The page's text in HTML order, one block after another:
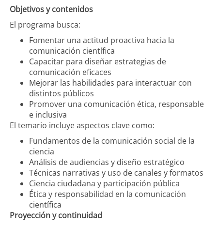
Objetivos y contenidos
El programa busca:
Fomentar una actitud proactiva hacia la
comunicación científica
Capacitar para diseñar estrategias de
comunicación eficaces
Mejorar las habilidades para interactuar con
distintos públicos
Promover una comunicación ética, responsable
e inclusiva
El temario incluye aspectos clave como:
Fundamentos de la comunicación social de la
ciencia
Análisis de audiencias y diseño estratégico
Técnicas narrativas y uso de canales y formatos
Ciencia ciudadana y participación pública
Ética y responsabilidad en la comunicación
científica
Proyección y continuidad